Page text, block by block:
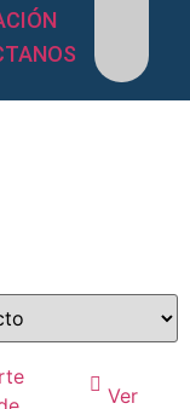
Ver